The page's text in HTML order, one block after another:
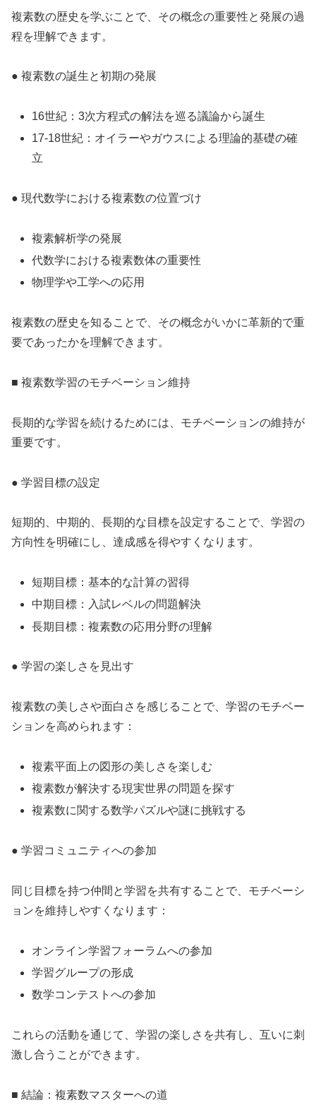
複素数の歴史を学ぶことで、その概念の重要性と発展の過
程を理解できます。
● 複素数の誕生と初期の発展
16世紀：3次方程式の解法を巡る議論から誕生
17-18世紀：オイラーやガウスによる理論的基礎の確
立
● 現代数学における複素数の位置づけ
複素解析学の発展
代数学における複素数体の重要性
物理学や工学への応用
複素数の歴史を知ることで、その概念がいかに革新的で重
要であったかを理解できます。
■ 複素数学習のモチベーション維持
長期的な学習を続けるためには、モチベーションの維持が
重要です。
● 学習目標の設定
短期的、中期的、長期的な目標を設定することで、学習の
方向性を明確にし、達成感を得やすくなります。
短期目標：基本的な計算の習得
中期目標：入試レベルの問題解決
長期目標：複素数の応用分野の理解
● 学習の楽しさを見出す
複素数の美しさや面白さを感じることで、学習のモチベー
ションを高められます：
複素平面上の図形の美しさを楽しむ
複素数が解決する現実世界の問題を探す
複素数に関する数学パズルや謎に挑戦する
● 学習コミュニティへの参加
同じ目標を持つ仲間と学習を共有することで、モチベーシ
ョンを維持しやすくなります：
オンライン学習フォーラムへの参加
学習グループの形成
数学コンテストへの参加
これらの活動を通じて、学習の楽しさを共有し、互いに刺
激し合うことができます。
■ 結論：複素数マスターへの道